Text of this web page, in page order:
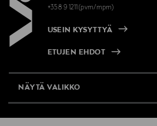
+358 9 1211(pvm/mpm)
USEIN KYSYTTYÄ
ETUJEN EHDOT
NÄYTÄ VALIKKO